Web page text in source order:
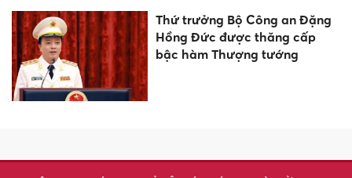
điểm nghẽn chuyển đổi số:
Tăng tốc để Nghị quyết 57 đi
vào cuộc sống